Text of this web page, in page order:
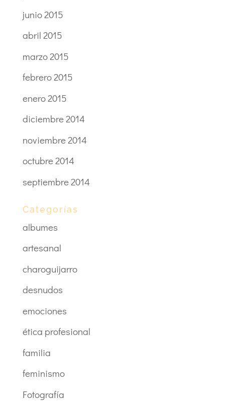
junio 2015
abril 2015
marzo 2015
febrero 2015
enero 2015
diciembre 2014
noviembre 2014
octubre 2014
septiembre 2014
Categorías
albumes
artesanal
charoguijarro
desnudos
emociones
ética profesional
familia
feminismo
Fotografía